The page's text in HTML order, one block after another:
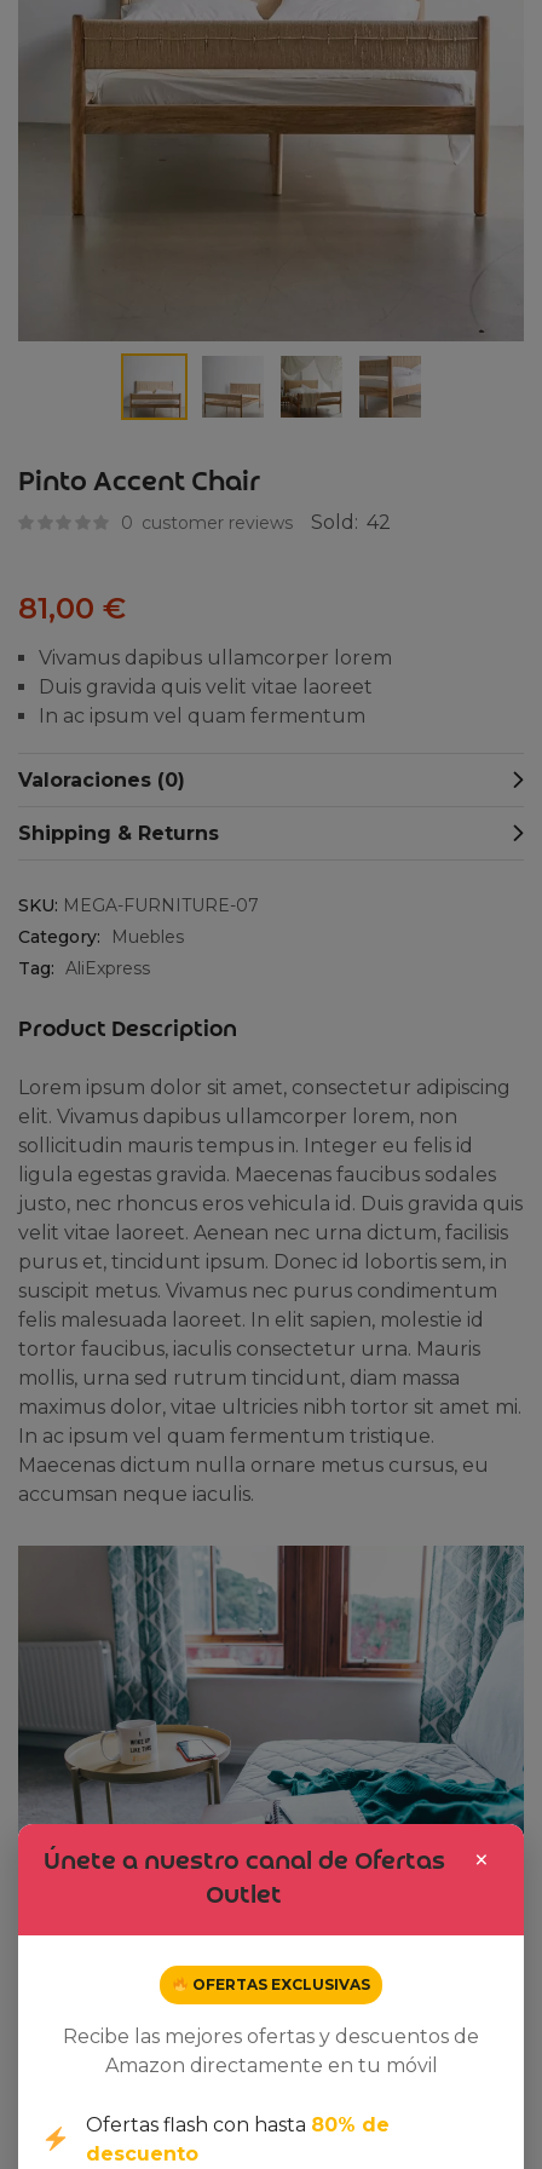
Pinto Accent Chair
0 customer reviews Sold: 42
81,00 €
Vivamus dapibus ullamcorper lorem
Duis gravida quis velit vitae laoreet
In ac ipsum vel quam fermentum
Valoraciones (0)
Shipping & Returns
SKU: MEGA-FURNITURE-07
Category:
Muebles
Tag: AliExpress
Product Description
Lorem ipsum dolor sit amet, consectetur adipiscing
elit. Vivamus dapibus ullamcorper lorem, non
sollicitudin mauris tempus in. Integer eu felis id
ligula egestas gravida. Maecenas faucibus sodales
justo, nec rhoncus eros vehicula id. Duis gravida quis
velit vitae laoreet. Aenean nec urna dictum, facilisis
purus et, tincidunt ipsum. Donec id lobortis sem, in
suscipit metus. Vivamus nec purus condimentum
felis malesuada laoreet. In elit sapien, molestie id
tortor faucibus, iaculis consectetur urna. Mauris
mollis, urna sed rutrum tincidunt, diam massa
maximus dolor, vitae ultricies nibh tortor sit amet mi.
In ac ipsum vel quam fermentum tristique.
Maecenas dictum nulla ornare metus cursus, eu
accumsan neque iaculis.
×
Únete a nuestro canal de Ofertas
Outlet
OFERTAS EXCLUSIVAS
Recibe las mejores ofertas y descuentos de
Amazon directamente en tu móvil
Ofertas flash con hasta 80% de
descuento